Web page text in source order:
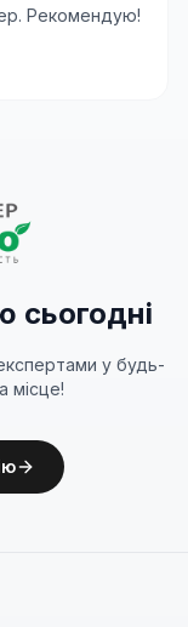
Рекомендую!
сьогодні
у будь-
місце!